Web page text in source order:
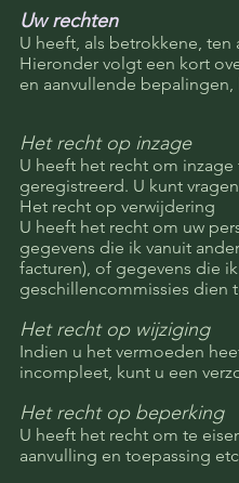
Uw rechten
U heeft, als betrokkene, ten
Hieronder volgt een kort
en aanvullende
Het recht op inzage
U heeft het recht om
geregistreerd. U kunt
Het recht op verwijdering
U heeft het recht om uw
gegevens die ik vanuit
facturen), of gegevens die
geschillencommissies dien
Het recht op wijziging
Indien u het vermoeden
incompleet, kunt u een
Het recht op beperking
U heeft het recht om te
aanvulling en toepassing